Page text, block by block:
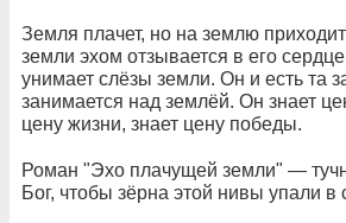
Земля плачет, но на землю
земли эхом отзывается в его
унимает слёзы земли. Он и есть та
занимается над землёй. Он знает
цену жизни, знает цену победы.
Роман "Эхо плачущей земли" —
Бог, чтобы зёрна этой нивы упали в